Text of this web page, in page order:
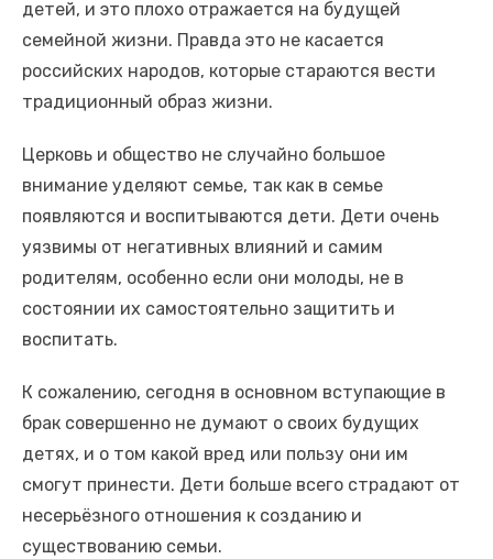
детей, и это плохо отражается на будущей
семейной жизни. Правда это не касается
российских народов, которые стараются вести
традиционный образ жизни.
Церковь и общество не случайно большое
внимание уделяют семье, так как в семье
появляются и воспитываются дети. Дети очень
уязвимы от негативных влияний и самим
родителям, особенно если они молоды, не в
состоянии их самостоятельно защитить и
воспитать.
К сожалению, сегодня в основном вступающие в
брак совершенно не думают о своих будущих
детях, и о том какой вред или пользу они им
смогут принести. Дети больше всего страдают от
несерьёзного отношения к созданию и
существованию семьи.